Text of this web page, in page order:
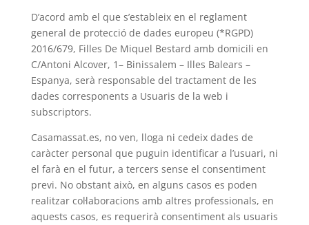
D’acord amb el que s’estableix en el reglament
general de protecció de dades europeu (*RGPD)
2016/679, Filles De Miquel Bestard amb domicili en
C/Antoni Alcover, 1– Binissalem – Illes Balears –
Espanya, serà responsable del tractament de les
dades corresponents a Usuaris de la web i
subscriptors.
Casamassat.es, no ven, lloga ni cedeix dades de
caràcter personal que puguin identificar a l’usuari, ni
el farà en el futur, a tercers sense el consentiment
previ. No obstant això, en alguns casos es poden
realitzar col·laboracions amb altres professionals, en
aquests casos, es requerirà consentiment als usuaris